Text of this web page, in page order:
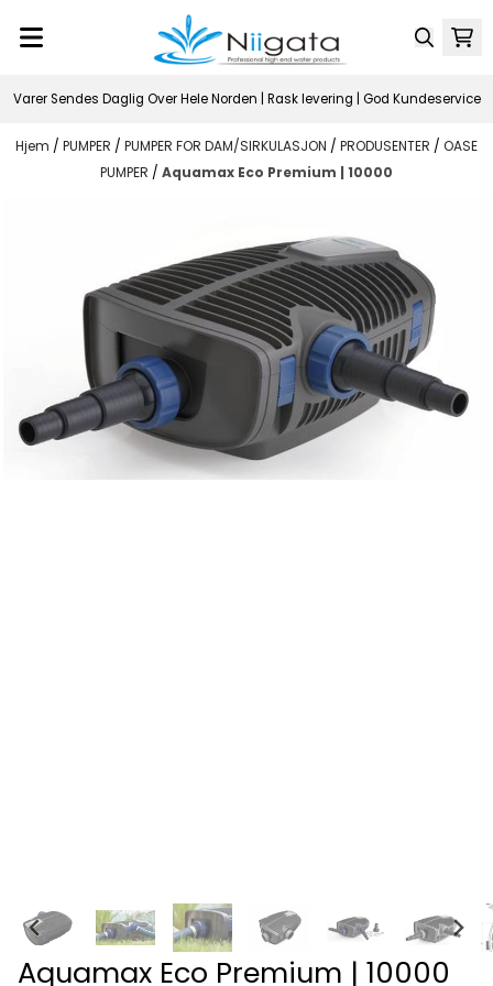
Varer Sendes Daglig Over Hele Norden | Rask levering | God Kundeservice
Hjem / PUMPER / PUMPER FOR DAM/SIRKULASJON / PRODUSENTER / OASE
PUMPER / Aquamax Eco Premium | 10000
Aquamax Eco Premium | 10000